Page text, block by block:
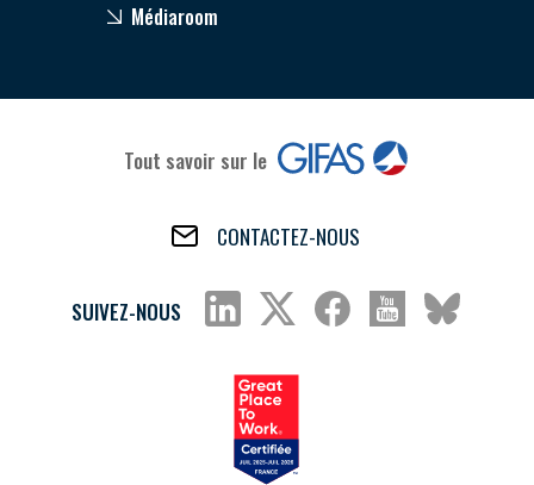
Médiaroom
Tout savoir sur le
CONTACTEZ-NOUS
SUIVEZ-NOUS